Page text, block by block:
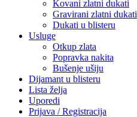
Kovani zlatni dukati
Gravirani zlatni dukati
Dukati u blisteru
Usluge
Otkup zlata
Popravka nakita
Bušenje ušiju
Dijamant u blisteru
Lista želja
Uporedi
Prijava / Registracija